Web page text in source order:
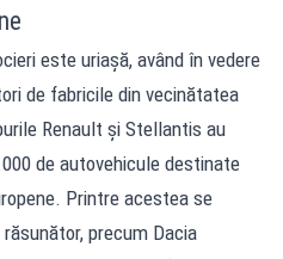
este uriașă, având în vedere
de fabricile din vecinătatea
Renault și Stellantis au
de autovehicule destinate
Printre acestea se
precum Dacia